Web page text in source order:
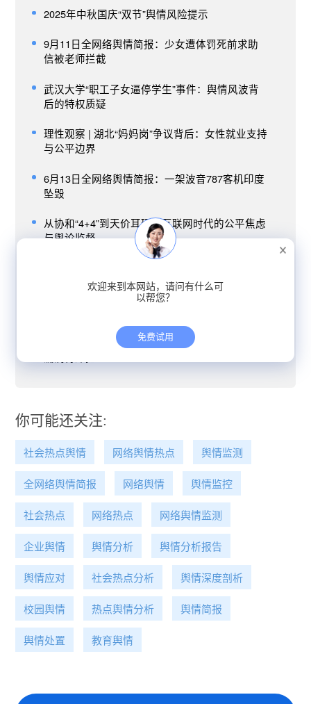
2025年中秋国庆“双节”舆情风险提示
9月11日全网络舆情简报：少女遭体罚死前求助
信被老师拦截
武汉大学“职工子女逼停学生”事件：舆情风波背
后的特权质疑
理性观察 | 湖北“妈妈岗”争议背后：女性就业支持
与公平边界
6月13日全网络舆情简报：一架波音787客机印度
坠毁
从协和“4+4”到天价耳环：互联网时代的公平焦虑
与舆论监督
婚姻新规舆情聚焦：户口本退出的公众反响与社
重庆三峡学院“天价采购”：75万与299元背后制度
你可能还关注:
社会热点舆情 网络舆情热点 舆情监测
全网络舆情简报 网络舆情 舆情监控
社会热点 网络热点 网络舆情监测
企业舆情 舆情分析 舆情分析报告
舆情应对 社会热点分析 舆情深度剖析
校园舆情 热点舆情分析 舆情简报
舆情处置 教育舆情
欢迎来到本网站，请问有什么可
以帮您？
免费试用